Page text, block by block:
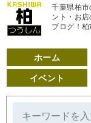
千葉県柏
ント・お
ブログ！柏
ホーム
イベント